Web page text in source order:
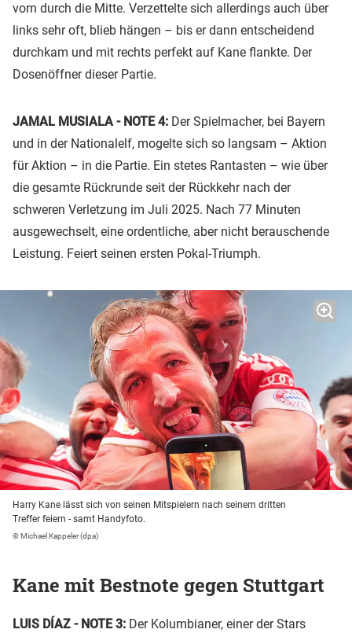
vorn durch die Mitte. Verzettelte sich allerdings auch über
links sehr oft, blieb hängen – bis er dann entscheidend
durchkam und mit rechts perfekt auf Kane flankte. Der
Dosenöffner dieser Partie.
JAMAL MUSIALA - NOTE 4: Der Spielmacher, bei Bayern
und in der Nationalelf, mogelte sich so langsam – Aktion
für Aktion – in die Partie. Ein stetes Rantasten – wie über
die gesamte Rückrunde seit der Rückkehr nach der
schweren Verletzung im Juli 2025. Nach 77 Minuten
ausgewechselt, eine ordentliche, aber nicht berauschende
Leistung. Feiert seinen ersten Pokal-Triumph.
Harry Kane lässt sich von seinen Mitspielern nach seinem dritten
Treffer feiern - samt Handyfoto.
© Michael Kappeler (dpa)
Kane mit Bestnote gegen Stuttgart
LUIS DÍAZ - NOTE 3: Der Kolumbianer, einer der Stars